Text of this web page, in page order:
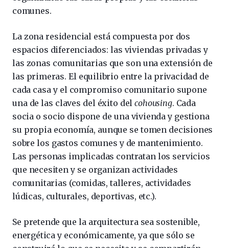
comunes.
La zona residencial está compuesta por dos
espacios diferenciados: las viviendas privadas y
las zonas comunitarias que son una extensión de
las primeras. El equilibrio entre la privacidad de
cada casa y el compromiso comunitario supone
una de las claves del éxito delcohousing. Cada
socia o socio dispone de una vivienda y gestiona
su propia economía, aunque se tomen decisiones
sobre los gastos comunes y de mantenimiento.
Las personas implicadas contratan los servicios
que necesiten y se organizan actividades
comunitarias (comidas, talleres, actividades
lúdicas, culturales, deportivas, etc.).
Se pretende que la arquitectura sea sostenible,
energética y económicamente, ya que sólo se